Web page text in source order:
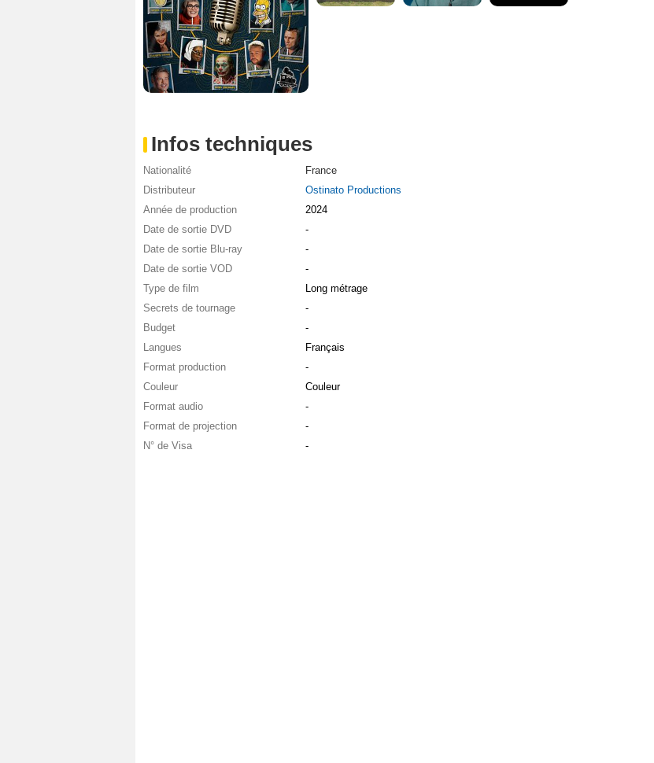
Infos techniques
Nationalité
France
Distributeur
Ostinato Productions
Année de production
2024
Date de sortie DVD
-
Date de sortie Blu-ray
-
Date de sortie VOD
-
Type de film
Long métrage
Secrets de tournage
-
Budget
-
Langues
Français
Format production
-
Couleur
Couleur
Format audio
-
Format de projection
-
N° de Visa
-